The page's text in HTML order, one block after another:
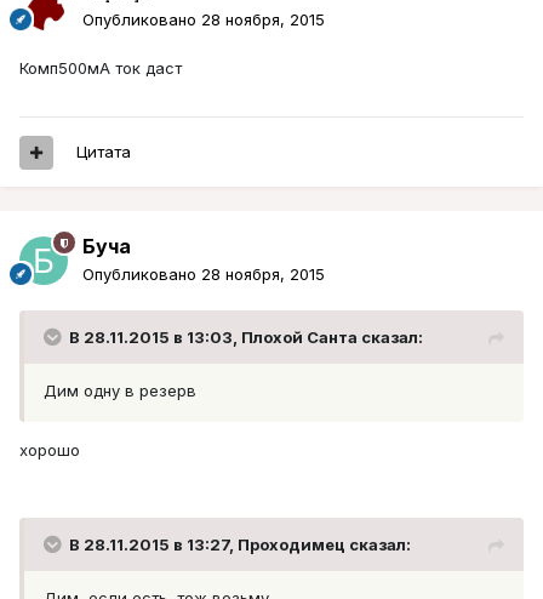
Опубликовано 28 ноября, 2015
Комп500мА ток даст
Цитата
Буча
Опубликовано 28 ноября, 2015
В 28.11.2015 в 13:03, Плохой Санта сказал:
Дим одну в резерв
хорошо
В 28.11.2015 в 13:27, Проходимец сказал: